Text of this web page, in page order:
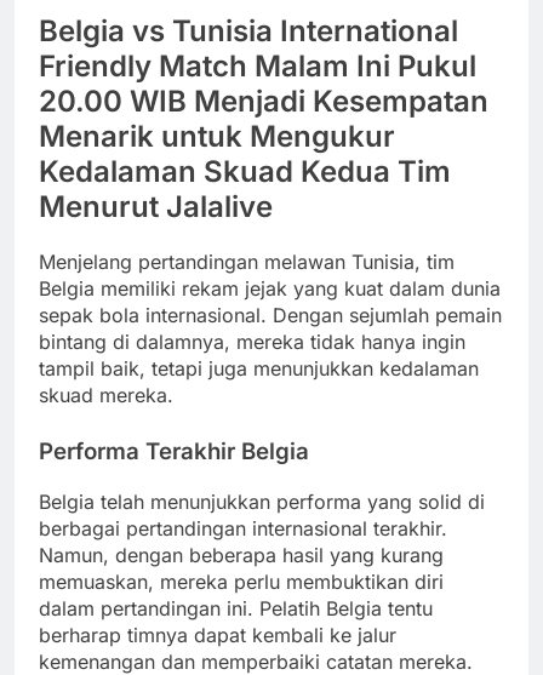
Belgia vs Tunisia International
Friendly Match Malam Ini Pukul
20.00 WIB Menjadi Kesempatan
Menarik untuk Mengukur
Kedalaman Skuad Kedua Tim
Menurut Jalalive
Menjelang pertandingan melawan Tunisia, tim
Belgia memiliki rekam jejak yang kuat dalam dunia
sepak bola internasional. Dengan sejumlah pemain
bintang di dalamnya, mereka tidak hanya ingin
tampil baik, tetapi juga menunjukkan kedalaman
skuad mereka.
Performa Terakhir Belgia
Belgia telah menunjukkan performa yang solid di
berbagai pertandingan internasional terakhir.
Namun, dengan beberapa hasil yang kurang
memuaskan, mereka perlu membuktikan diri
dalam pertandingan ini. Pelatih Belgia tentu
berharap timnya dapat kembali ke jalur
kemenangan dan memperbaiki catatan mereka.